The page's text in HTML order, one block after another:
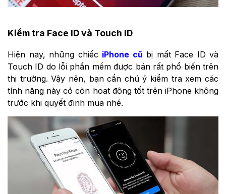
Kiểm tra Face ID và Touch ID
Hiện nay, những chiếc iPhone cũ bị mất Face ID và
Touch ID do lỗi phần mềm được bán rất phổ biến trên
thị trường. Vậy nên, bạn cần chú ý kiểm tra xem các
tính năng này có còn hoạt động tốt trên iPhone không
trước khi quyết định mua nhé.